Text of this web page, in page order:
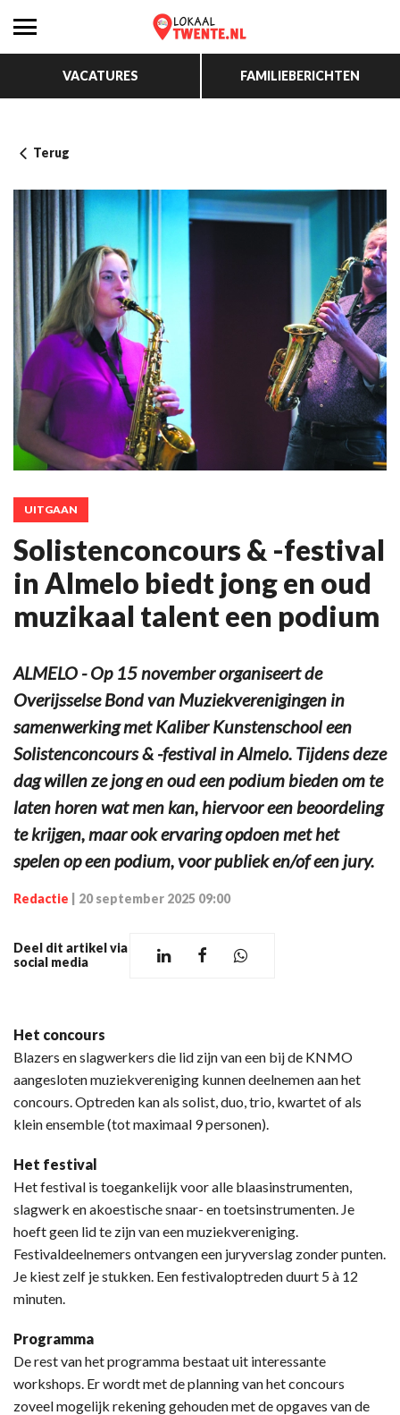
VACATURES FAMILIEBERICHTEN
Terug
UITGAAN
Solistenconcours & -festival
in Almelo biedt jong en oud
muzikaal talent een podium
ALMELO - Op 15 november organiseert de
Overijsselse Bond van Muziekverenigingen in
samenwerking met Kaliber Kunstenschool een
Solistenconcours & -festival in Almelo. Tijdens deze
dag willen ze jong en oud een podium bieden om te
laten horen wat men kan, hiervoor een beoordeling
te krijgen, maar ook ervaring opdoen met het
spelen op een podium, voor publiek en/of een jury.
Redactie 20 september 2025 09:00
Deel dit artikel via
social media
Het concours
Blazers en slagwerkers die lid zijn van een bij de KNMO
aangesloten muziekvereniging kunnen deelnemen aan het
concours. Optreden kan als solist, duo, trio, kwartet of als
klein ensemble (tot maximaal 9 personen).
Het festival
Het festival is toegankelijk voor alle blaasinstrumenten,
slagwerk en akoestische snaar- en toetsinstrumenten. Je
hoeft geen lid te zijn van een muziekvereniging.
Festivaldeelnemers ontvangen een juryverslag zonder punten.
Je kiest zelf je stukken. Een festivaloptreden duurt 5 à 12
minuten.
Programma
De rest van het programma bestaat uit interessante
workshops. Er wordt met de planning van het concours
zoveel mogelijk rekening gehouden met de opgaves van de